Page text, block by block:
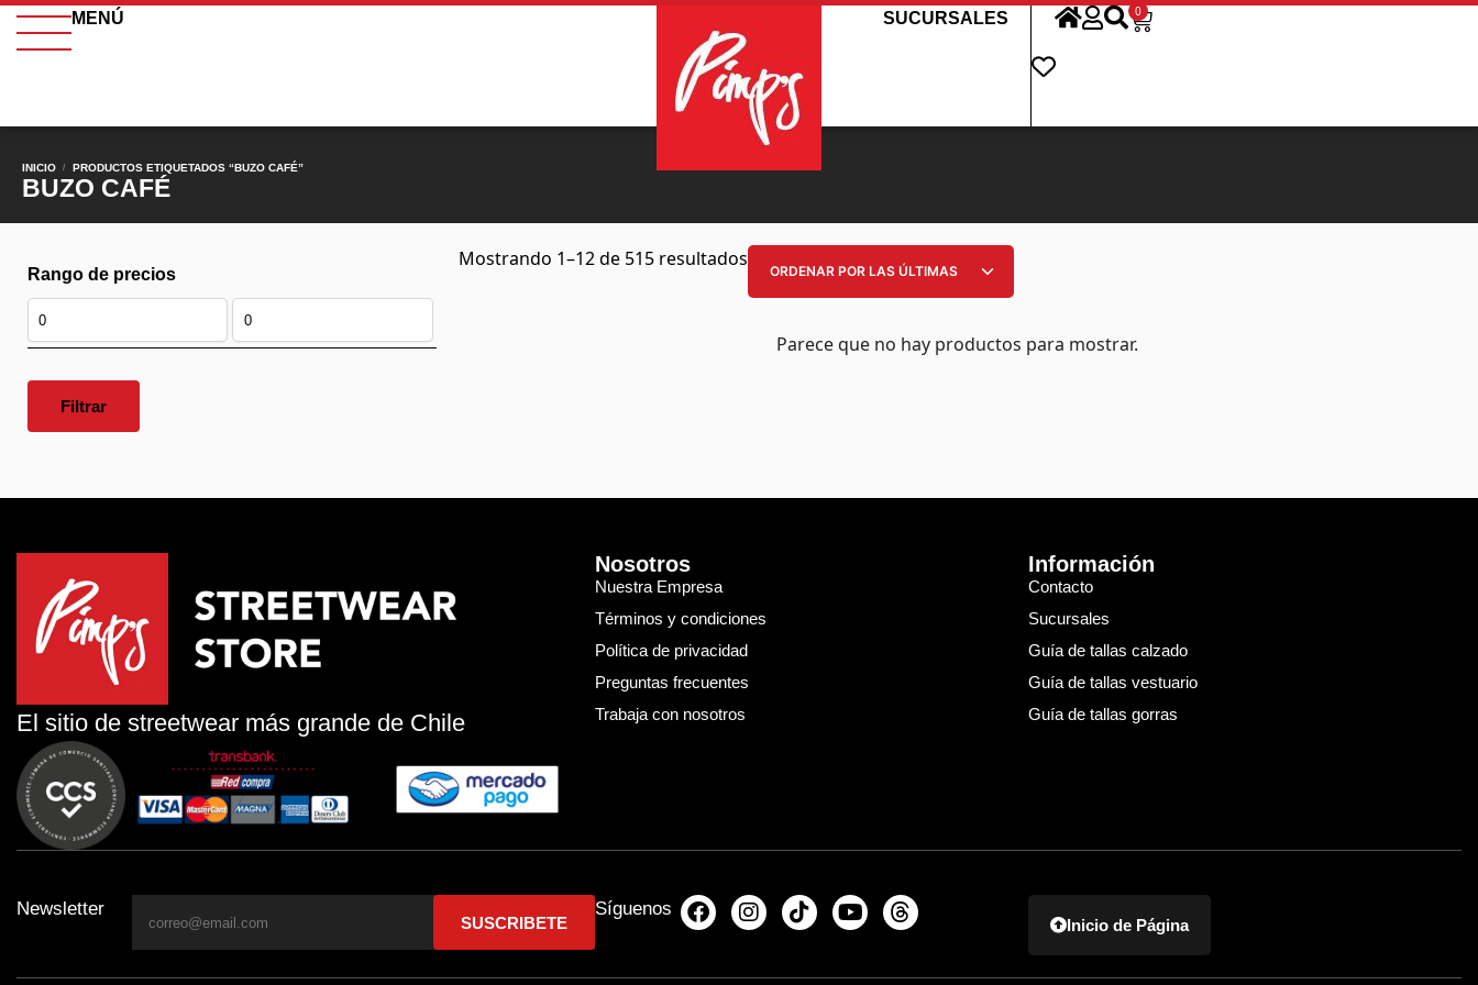
MENÚ SUCURSALES 0
INICIO / PRODUCTOS ETIQUETADOS “BUZO CAFÉ”
BUZO CAFÉ
Rango de precios
Filtrar
Mostrando 1–12 de 515 resultados
Parece que no hay productos para mostrar.
El sitio de streetwear más grande de Chile
Nosotros
Nuestra Empresa
Términos y condiciones
Política de privacidad
Preguntas frecuentes
Trabaja con nosotros
Información
Contacto
Sucursales
Guía de tallas calzado
Guía de tallas vestuario
Guía de tallas gorras
Newsletter Síguenos
Inicio de Página